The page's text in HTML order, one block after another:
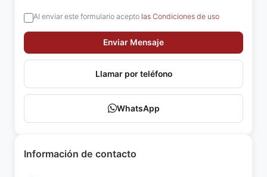
Al enviar este formulario acepto las Condiciones de uso
Enviar Mensaje
Llamar por teléfono
WhatsApp
Información de contacto